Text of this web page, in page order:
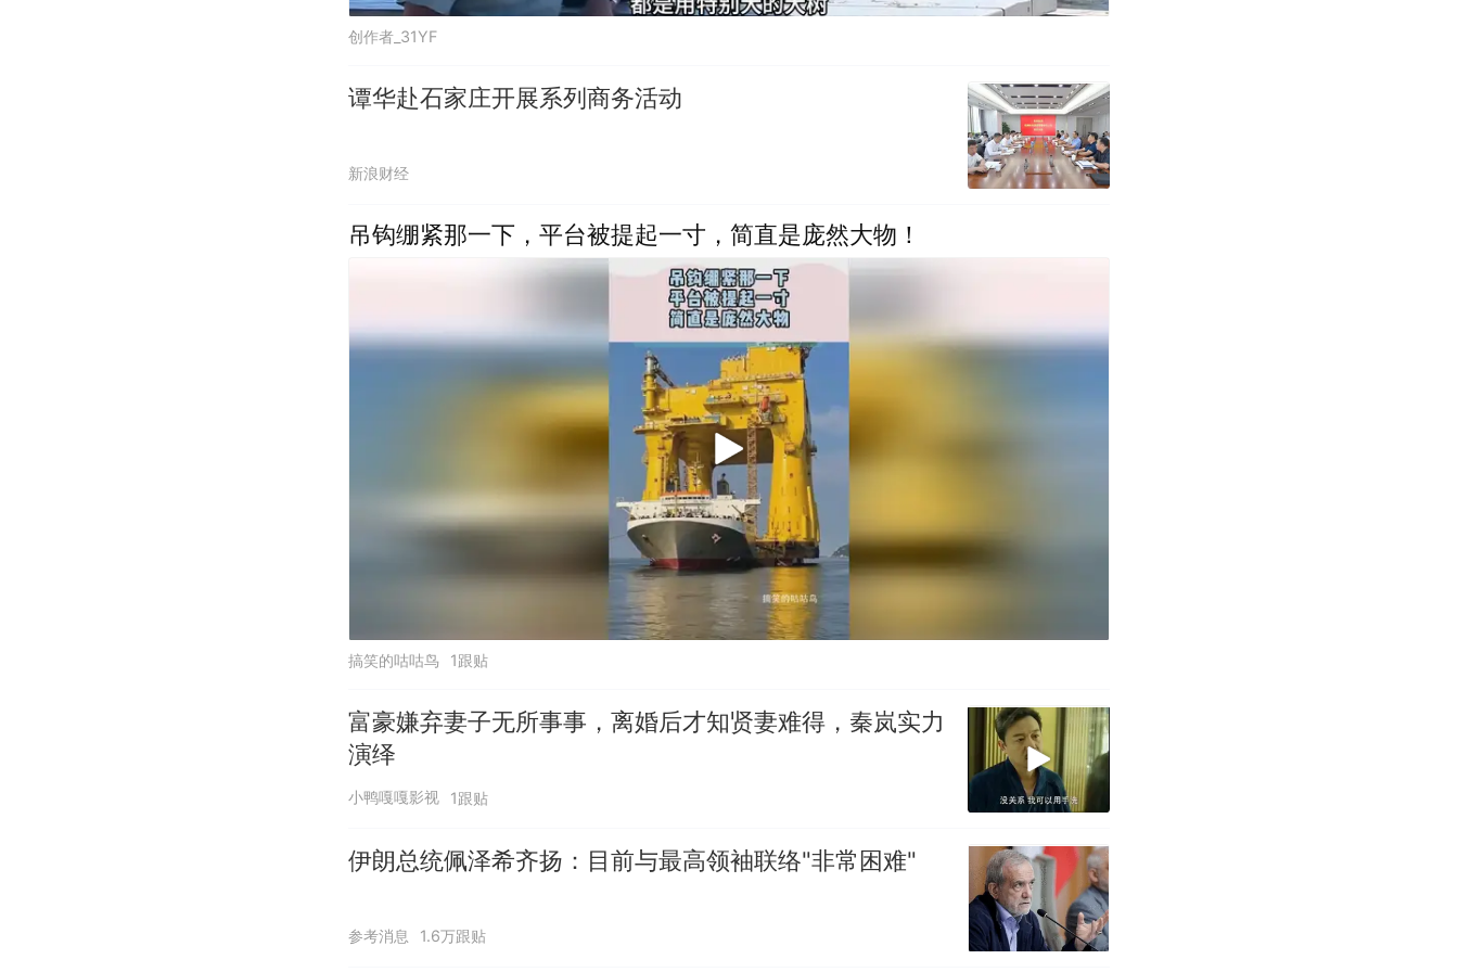
创作者_31YF
谭华赴石家庄开展系列商务活动
新浪财经
吊钩绷紧那一下，平台被提起一寸，简直是庞然大物！
搞笑的咕咕鸟 1跟贴
富豪嫌弃妻子无所事事，离婚后才知贤妻难得，秦岚实力
演绎
小鸭嘎嘎影视 1跟贴
伊朗总统佩泽希齐扬：目前与最高领袖联络"非常困难"
参考消息 1.6万跟贴